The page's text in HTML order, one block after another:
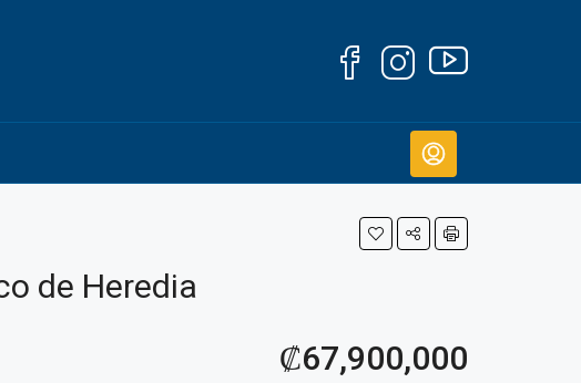
de Heredia
₡67,900,000